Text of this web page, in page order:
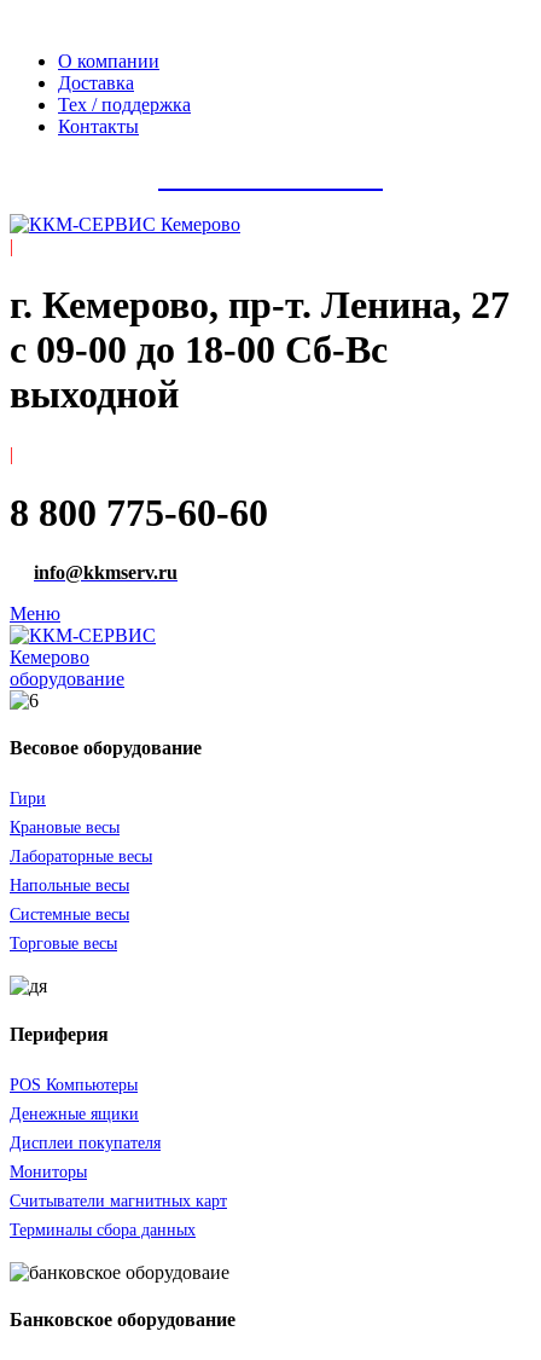
О компании
Доставка
Тех / поддержка
Контакты
|
г. Кемерово, пр-т. ​Ленина, 27
с 09-00 до 18-00 Сб-Вс
выходной
|
8 800 775-60-60
info@kkmserv.ru
Меню
оборудование
Весовое оборудование
Гири
Крановые весы
Лабораторные весы
Напольные весы
Системные весы
Торговые весы
Периферия
POS Компьютеры
Денежные ящики
Дисплеи покупателя
Мониторы
Считыватели магнитных карт
Терминалы сбора данных
Банковское оборудование